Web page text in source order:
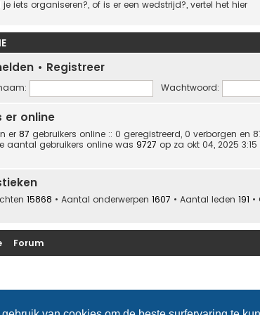
je iets organiseren?, of is er een wedstrijd?, vertel het hier
• Registreer
Wachtwoord:
er online
er 87 gebruikers online :: 0 geregistreerd, 0 verborgen
aantal gebruikers online was 9727 op za okt 04, 2025
15868 • Aantal onderwerpen 1607 • Aantal leden 191 •
Forum